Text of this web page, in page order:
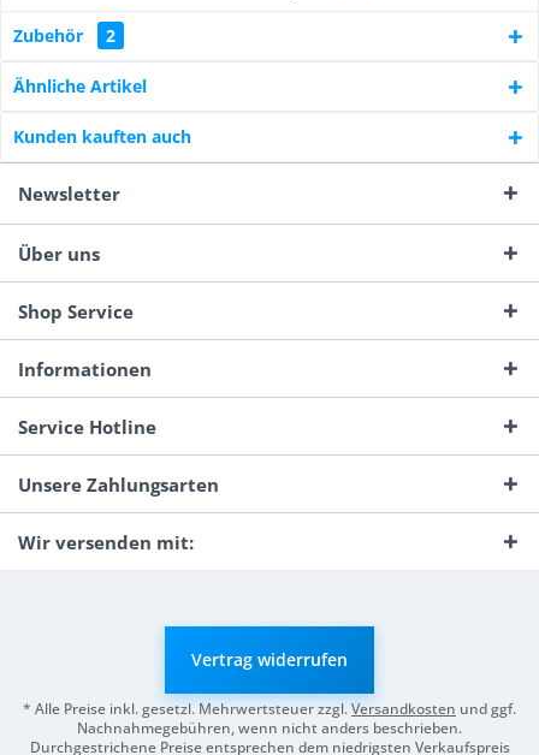
Zubehör 2
Ähnliche Artikel
Kunden kauften auch
Newsletter
Über uns
Shop Service
Informationen
Service Hotline
Unsere Zahlungsarten
Wir versenden mit:
Vertrag widerrufen
* Alle Preise inkl. gesetzl. Mehrwertsteuer zzgl.Versandkosten und ggf.
Nachnahmegebühren, wenn nicht anders beschrieben.
Durchgestrichene Preise entsprechen dem niedrigsten Verkaufspreis